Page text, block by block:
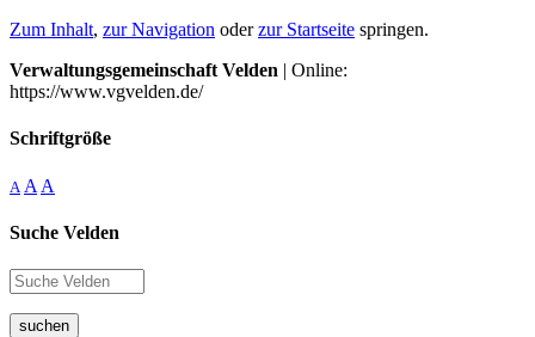
Zum Inhalt, zur Navigation oderzur Startseite springen.
Verwaltungsgemeinschaft Velden | Online:
https://www.vgvelden.de/
Schriftgröße
A A A
Suche Velden
suchen